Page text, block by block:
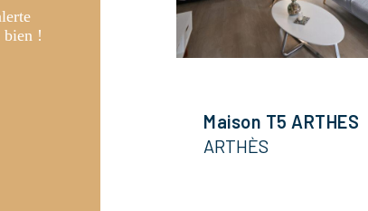
bien !
Maison T5 ARTHES
ARTHÈS